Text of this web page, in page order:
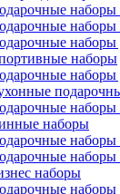
наборы
наборы
наборы
наборы
наборы
наборы
наборы
наборы